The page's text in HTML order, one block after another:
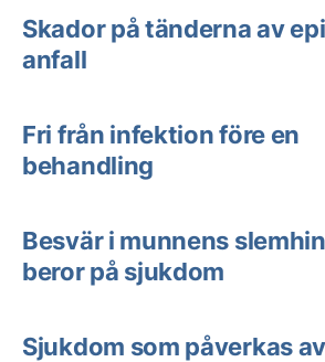
Skador på tänderna av
anfall
Fri från infektion före en
behandling
Besvär i munnens
beror på sjukdom
Sjukdom som påverkas av